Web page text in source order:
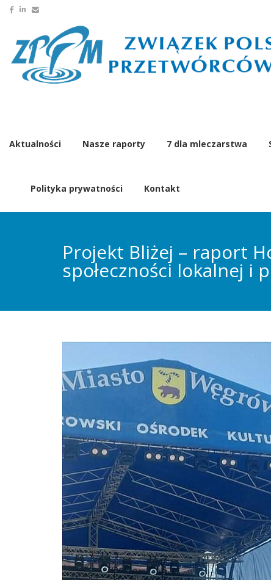
Aktualności Nasze raporty 7 dla mleczarstwa
Polityka prywatności Kontakt
Projekt Bliżej – raport
społeczności lokalnej i